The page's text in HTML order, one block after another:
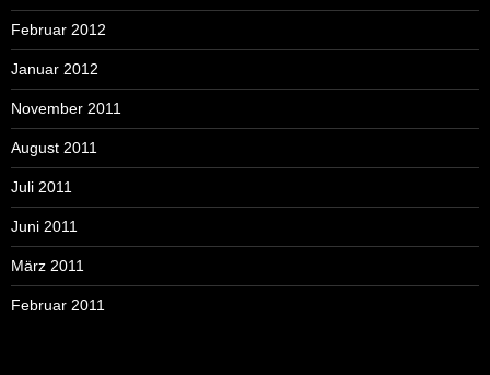
Februar 2012
Januar 2012
November 2011
August 2011
Juli 2011
Juni 2011
März 2011
Februar 2011